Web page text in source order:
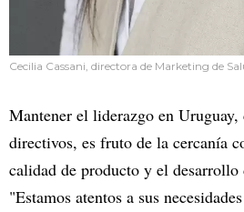
Cecilia Cassani, directora de Marketing de
Mantener el liderazgo en
directivos, es fruto de la cercanía
calidad de producto y el desarrollo
"Estamos atentos a sus